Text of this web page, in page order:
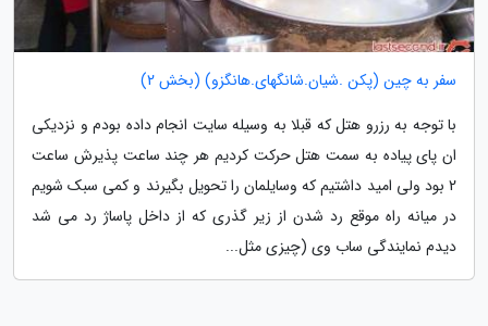
سفر به چین (پکن .شیان.شانگهای.هانگزو) (بخش 2)
با توجه به رزرو هتل که قبلا به وسیله سایت انجام داده بودم و نزدیکی
ان پای پیاده به سمت هتل حرکت کردیم هر چند ساعت پذیرش ساعت
2 بود ولی امید داشتیم که وسایلمان را تحویل بگیرند و کمی سبک شویم
در میانه راه موقع رد شدن از زیر گذری که از داخل پاساژ رد می شد
دیدم نمایندگی ساب وی (چیزی مثل...